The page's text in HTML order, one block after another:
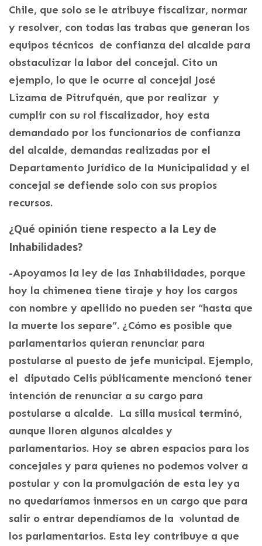
Chile, que solo se le atribuye fiscalizar, normar
y resolver, con todas las trabas que generan los
equipos técnicos de confianza del alcalde para
obstaculizar la labor del concejal. Cito un
ejemplo, lo que le ocurre al concejal José
Lizama de Pitrufquén, que por realizar y
cumplir con su rol fiscalizador, hoy esta
demandado por los funcionarios de confianza
del alcalde, demandas realizadas por el
Departamento Jurídico de la Municipalidad y el
concejal se defiende solo con sus propios
recursos.
¿Qué opinión tiene respecto a la Ley de
Inhabilidades?
-Apoyamos la ley de las Inhabilidades, porque
hoy la chimenea tiene tiraje y hoy los cargos
con nombre y apellido no pueden ser “hasta que
la muerte los separe”. ¿Cómo es posible que
parlamentarios quieran renunciar para
postularse al puesto de jefe municipal. Ejemplo,
el diputado Celis públicamente mencionó tener
intención de renunciar a su cargo para
postularse a alcalde. La silla musical terminó,
aunque lloren algunos alcaldes y
parlamentarios. Hoy se abren espacios para los
concejales y para quienes no podemos volver a
postular y con la promulgación de esta ley ya
no quedaríamos inmersos en un cargo que para
salir o entrar dependíamos de la voluntad de
los parlamentarios. Esta ley contribuye a que